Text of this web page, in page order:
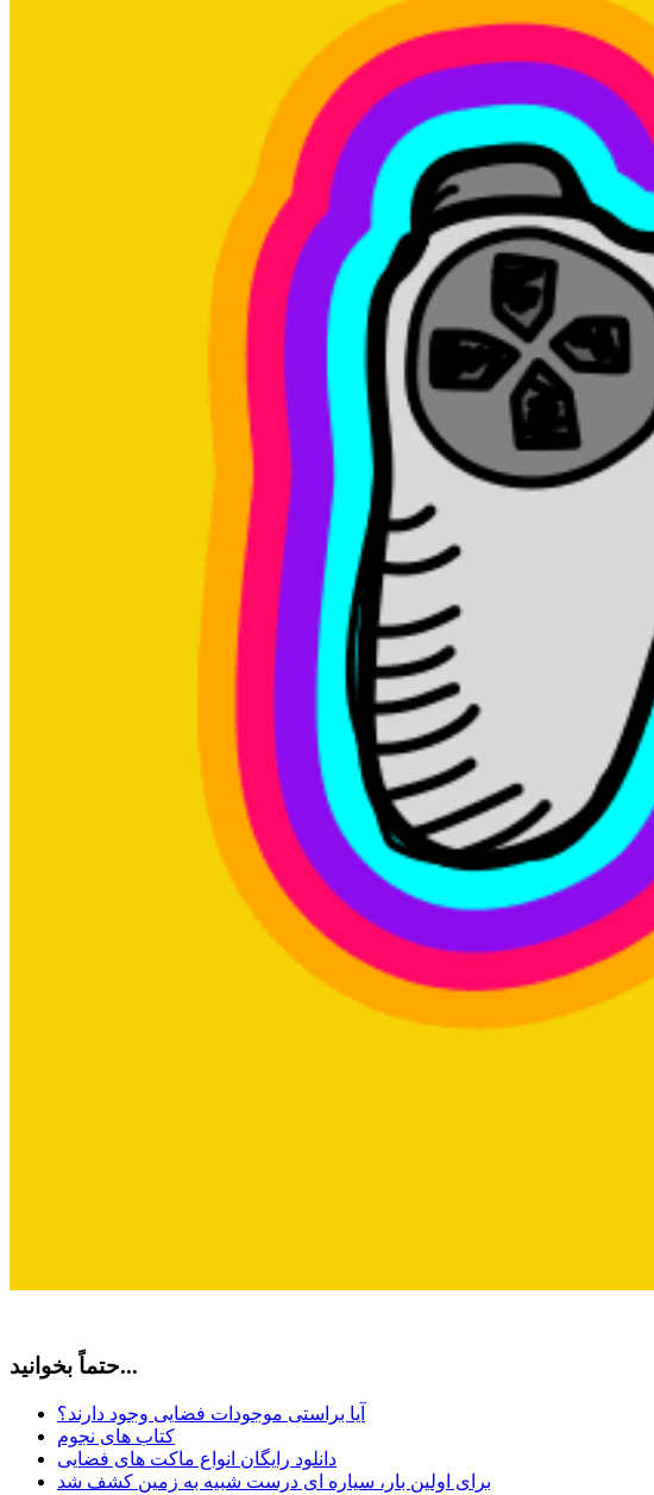
حتماً بخوانید...
آیا براستی موجودات فضایی وجود دارند؟
کتاب های نجوم
دانلود رایگان انواع ماکت های فضایی
برای اولین بار، سیاره ای درست شبیه به زمین کشف شد